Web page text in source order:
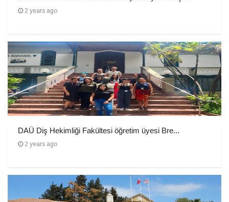
2 years ago
DAÜ Diş Hekimliği Fakültesi öğretim üyesi Bre...
2 years ago